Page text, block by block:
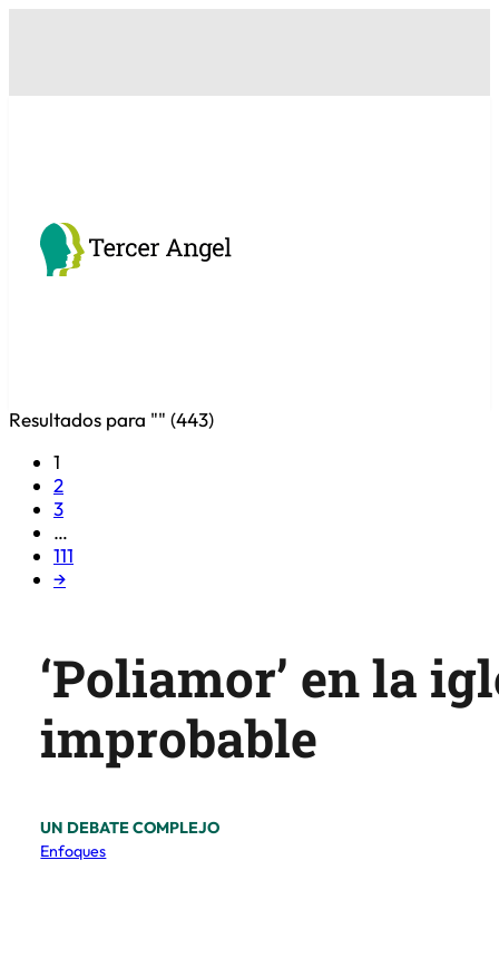
Resultados para "" (443)
1
2
3
…
111
→
‘Poliamor’ en la
improbable
UN DEBATE COMPLEJO
Enfoques